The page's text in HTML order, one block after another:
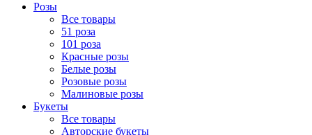
Розы
Все товары
51 роза
101 роза
Красные розы
Белые розы
Розовые розы
Малиновые розы
Букеты
Все товары
Авторские букеты